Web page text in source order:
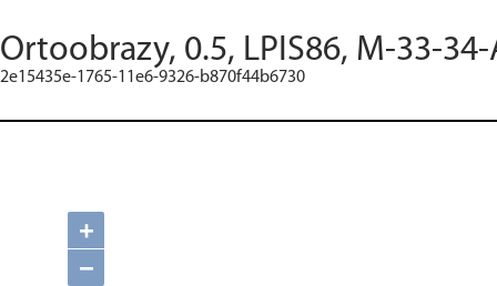
Ortoobrazy, 0.5, LPIS86, M-33-
2e15435e-1765-11e6-9326-b870f44b6730
+
−